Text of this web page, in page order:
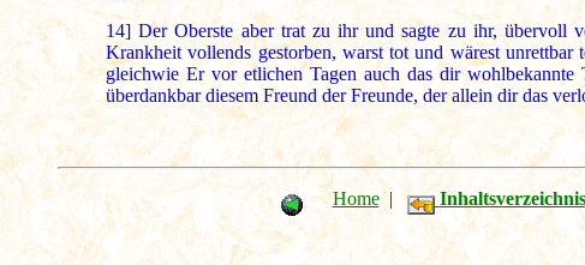
14] Der Oberste aber trat zu ihr und sagte zu ihr, übervoll
Krankheit vollends gestorben, warst tot und wärest
gleichwie Er vor etlichen Tagen auch das dir wohlbekannte
überdankbar diesem Freund der Freunde, der allein dir das
Home| Inhaltsverzeichnis